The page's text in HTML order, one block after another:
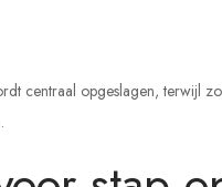
centraal opgeslagen, terwijl